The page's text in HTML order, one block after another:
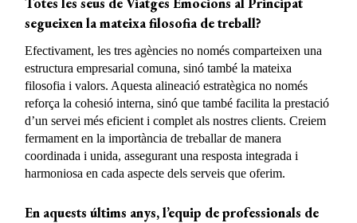
segueixen la mateixa filosofia de treball?
Efectivament, les tres agències no només comparteixen una
estructura empresarial comuna, sinó també la mateixa
filosofia i valors. Aquesta alineació estratègica no només
reforça la cohesió interna, sinó que també facilita la prestació
d’un servei més eficient i complet als nostres clients. Creiem
fermament en la importància de treballar de manera
coordinada i unida, assegurant una resposta integrada i
harmoniosa en cada aspecte dels serveis que oferim.
En aquests últims anys, l’equip de professionals de